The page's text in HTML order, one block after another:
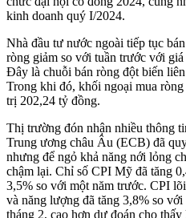
kinh doanh quý I/2024.
Nhà đầu tư nước ngoài tiếp tục
ròng giảm so với tuần trước với
Đây là chuỗi bán ròng đột biến
Trong khi đó, khối ngoại mua
trị 202,24 tỷ đồng.
Thị trường đón nhận nhiều thông
Trung ương châu Âu (ECB) đã
nhưng để ngỏ khả năng nới lỏng
chậm lại. Chỉ số CPI Mỹ đã tăng
3,5% so với một năm trước. CPI
và năng lượng đã tăng 3,8% so
tháng 2, cao hơn dự đoán cho